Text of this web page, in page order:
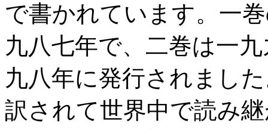
で書かれています。一
九八七年で、二巻は一
九八年に発行されまし
訳されて世界中で読み